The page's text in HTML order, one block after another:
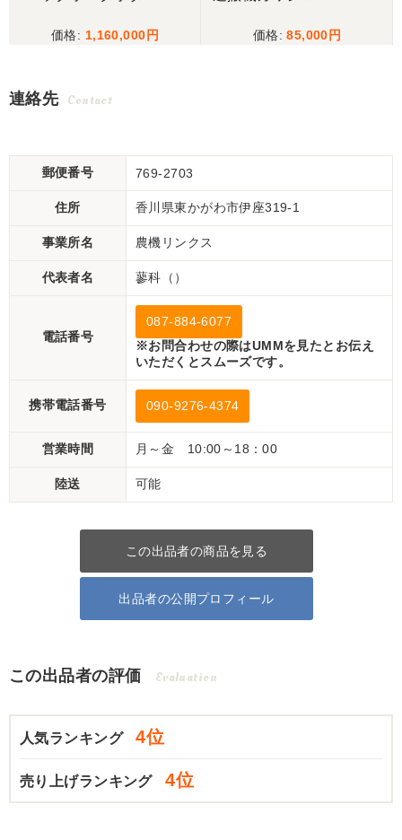
1,160,000 85,000
連絡先 Contact
郵便番号 769-2703
住所 香川県東かがわ市伊座319-1
事業所名 農機リンクス
代表者名 蓼科（）
電話番号
087-884-6077
※お問合わせの際はUMMを見たとお伝え
いただくとスムーズです。
携帯電話番号 090-9276-4374
営業時間 月～金 10:00～18：00
陸送 可能
この出品者の商品を見る
出品者の公開プロフィール
この出品者の評価 Evaluation
人気ランキング 4位
売り上げランキング 4位